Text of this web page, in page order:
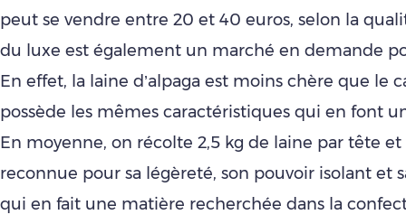
peut se vendre entre 20 et 40 euros, selon la
du luxe est également un marché en demande
En effet, la laine d’alpaga est moins chère que le
possède les mêmes caractéristiques qui en font
En moyenne, on récolte 2,5 kg de laine par tête et
reconnue pour sa légèreté, son pouvoir isolant et
qui en fait une matière recherchée dans la